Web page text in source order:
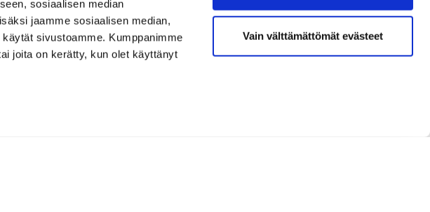
sosiaalisen median
jaamme sosiaalisen median,
sivustoamme. Kumppanimme
joita on kerätty, kun olet käyttänyt
Vain välttämättömät evästeet